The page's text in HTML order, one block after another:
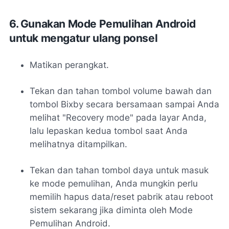
6. Gunakan Mode Pemulihan Android
untuk mengatur ulang ponsel
Matikan perangkat.
Tekan dan tahan tombol volume bawah dan
tombol Bixby secara bersamaan sampai Anda
melihat "Recovery mode" pada layar Anda,
lalu lepaskan kedua tombol saat Anda
melihatnya ditampilkan.
Tekan dan tahan tombol daya untuk masuk
ke mode pemulihan, Anda mungkin perlu
memilih hapus data/reset pabrik atau reboot
sistem sekarang jika diminta oleh Mode
Pemulihan Android.